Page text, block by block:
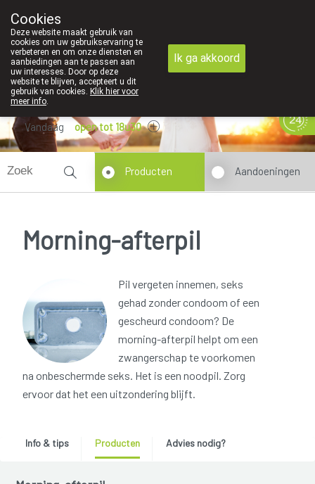
Vandaag open tot 18u30
Producten Aandoeningen
Morning-afterpil
Pil vergeten innemen, seks
gehad zonder condoom of een
gescheurd condoom? De
morning-afterpil helpt om een
zwangerschap te voorkomen
na onbeschermde seks. Het is een noodpil. Zorg
ervoor dat het een uitzondering blijft.
Info & tips Producten Advies nodig?
Cookies
Deze website maakt gebruik van
cookies om uw gebruikservaring te
verbeteren en om onze diensten en
aanbiedingen aan te passen aan
uw interesses. Door op deze
website te blijven, accepteert u dit
gebruik van cookies. Klik hier voor
meer info.
Ik ga akkoord